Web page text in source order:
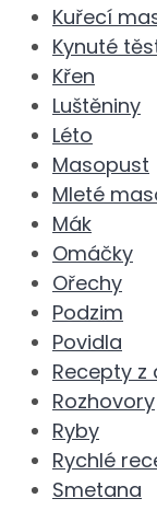
Kuřecí
Kynuté
Křen
Luštěniny
Léto
Masopust
Mleté
Mák
Omáčky
Ořechy
Podzim
Povidla
Recepty z
Rozhovory
Ryby
Rychlé
Smetana